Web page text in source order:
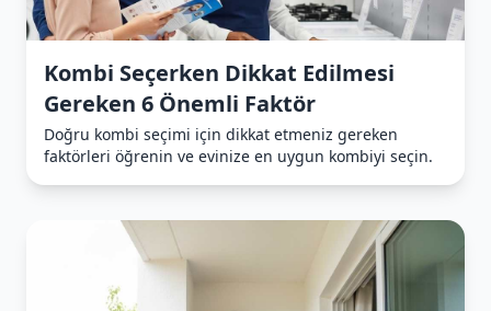
Kombi Seçerken Dikkat Edilmesi
Gereken 6 Önemli Faktör
Doğru kombi seçimi için dikkat etmeniz gereken
faktörleri öğrenin ve evinize en uygun kombiyi seçin.